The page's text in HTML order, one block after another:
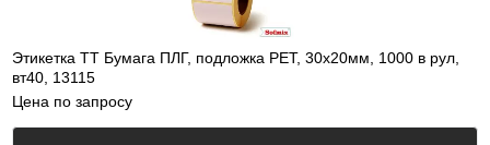
Этикетка ТТ Бумага ПЛГ, подложка РЕТ, 30х20мм, 1000 в рул,
вт40, 13115
Цена по запросу